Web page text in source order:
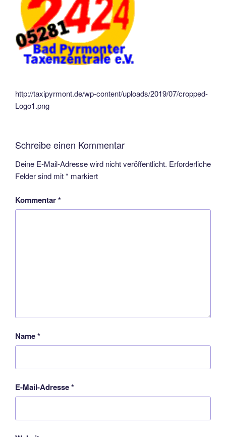
http://taxipyrmont.de/wp-content/uploads/2019/07/cropped-
Logo1.png
Schreibe einen Kommentar
Deine E-Mail-Adresse wird nicht veröffentlicht. Erforderliche
Felder sind mit* markiert
Kommentar*
Name*
E-Mail-Adresse*